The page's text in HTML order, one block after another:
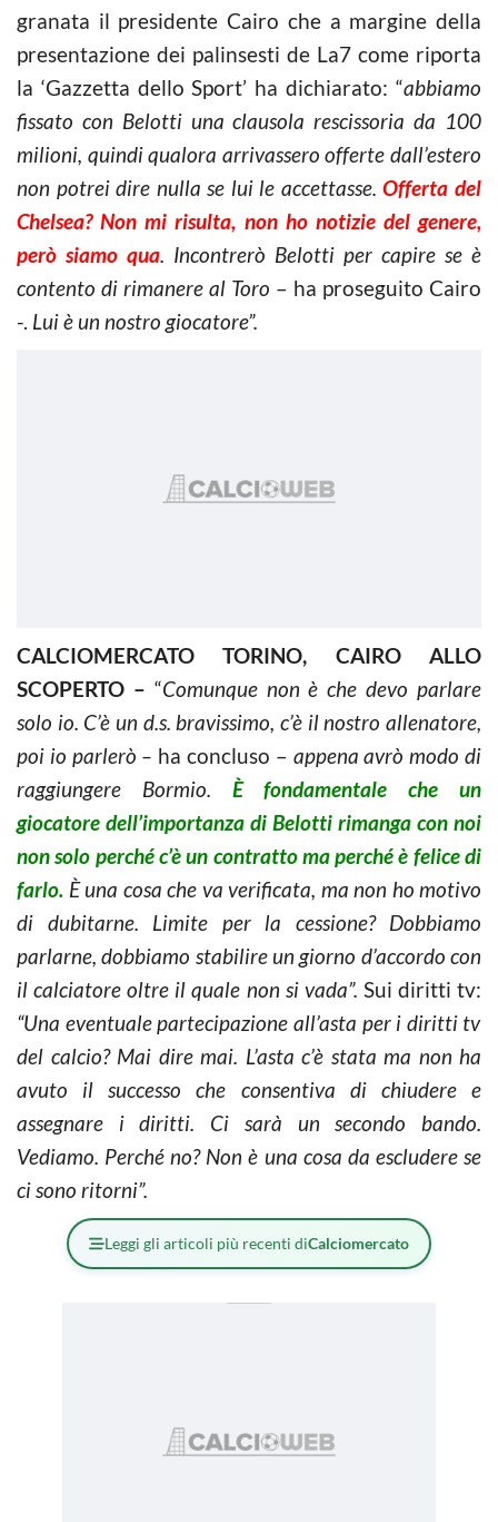
granata il presidente Cairo che a margine della
presentazione dei palinsesti de La7 come riporta
la ‘Gazzetta dello Sport’ ha dichiarato: “abbiamo
fissato con Belotti una clausola rescissoria da 100
milioni, quindi qualora arrivassero offerte dall’estero
non potrei dire nulla se lui le accettasse. Offerta del
Chelsea? Non mi risulta, non ho notizie del genere,
però siamo qua. Incontrerò Belotti per capire se è
contento di rimanere al Toro – ha proseguito Cairo
-. Lui è un nostro giocatore”.
CALCIOMERCATO TORINO, CAIRO ALLO
SCOPERTO – “Comunque non è che devo parlare
solo io. C’è un d.s. bravissimo, c’è il nostro allenatore,
poi io parlerò – ha concluso – appena avrò modo di
raggiungere Bormio. È fondamentale che un
giocatore dell’importanza di Belotti rimanga con noi
non solo perché c’è un contratto ma perché è felice di
farlo. È una cosa che va verificata, ma non ho motivo
di dubitarne. Limite per la cessione? Dobbiamo
parlarne, dobbiamo stabilire un giorno d’accordo con
il calciatore oltre il quale non si vada”. Sui diritti tv:
“Una eventuale partecipazione all’asta per i diritti tv
del calcio? Mai dire mai. L’asta c’è stata ma non ha
avuto il successo che consentiva di chiudere e
assegnare i diritti. Ci sarà un secondo bando.
Vediamo. Perché no? Non è una cosa da escludere se
ci sono ritorni”.
Leggi gli articoli più recenti diCalciomercato